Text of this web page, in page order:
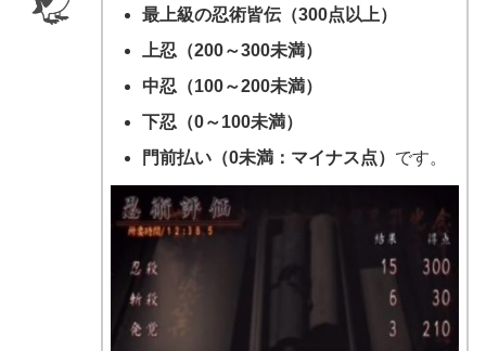
最上級の忍術皆伝（300点以上）
上忍（200～300未満）
中忍（100～200未満）
下忍（0～100未満）
門前払い（0未満：マイナス点） です。